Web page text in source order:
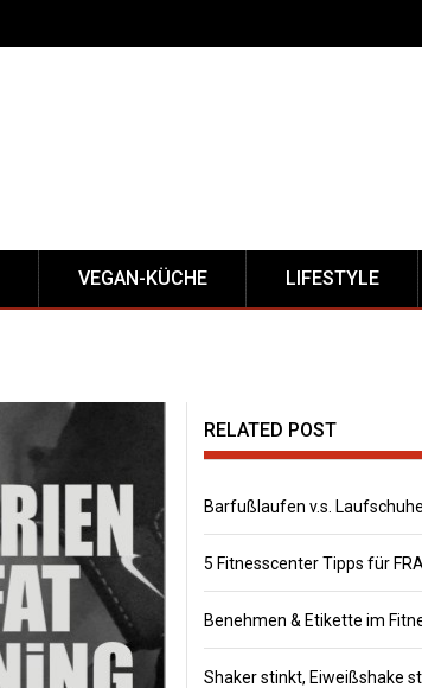
VEGAN-KÜCHE LIFESTYLE
RELATED POST
Barfußlaufen v.s. Laufschuhe
5 Fitnesscenter Tipps für
Benehmen & Etikette im
Shaker stinkt, Eiweißshake